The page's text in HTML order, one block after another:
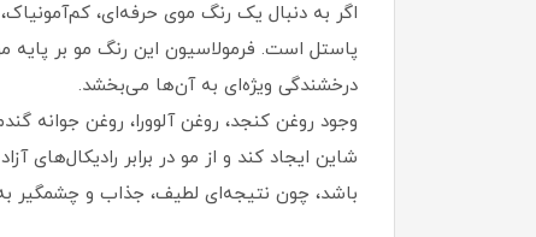
اگر به دنبال یک رنگ موی حرفه‌ای،
پاستل است. فرمولاسیون این رنگ مو بر پایه
درخشندگی ویژه‌ای به آن‌ها می‌بخشد.
شاین ایجاد کند و از مو در برابر رادیکال‌های
باشد، چون نتیجه‌ای لطیف، جذاب و چشمگیر